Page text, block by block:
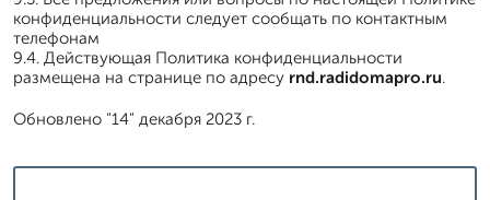
конфиденциальности следует сообщать по контактным
телефонам
9.4. Действующая Политика конфиденциальности
размещена на странице по адресу rnd.radidomapro.ru.
Обновлено "14" декабря 2023 г.